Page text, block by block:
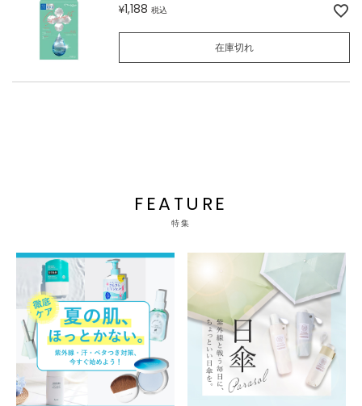
¥1,188 税込
在庫切れ
FEATURE
特集